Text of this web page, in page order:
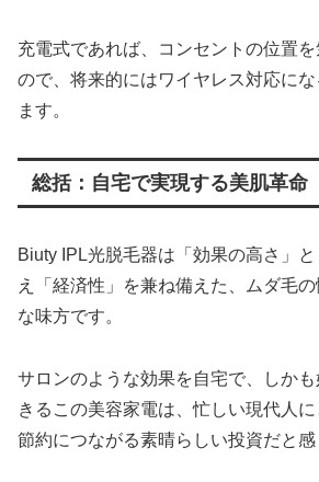
充電式であれば、コンセントの位置
ので、将来的にはワイヤレス対応に
ます。
総括：自宅で実現する美肌革命
Biuty IPL光脱毛器は「効果の高さ」
え「経済性」を兼ね備えた、ムダ毛
な味方です。
サロンのような効果を自宅で、しか
きるこの美容家電は、忙しい現代人
節約につながる素晴らしい投資だと感